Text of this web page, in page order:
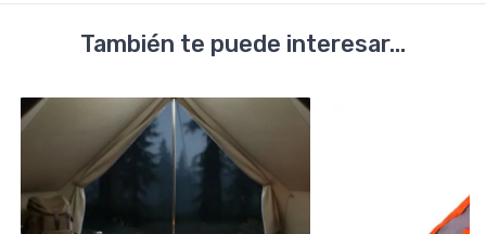
También te puede interesar...